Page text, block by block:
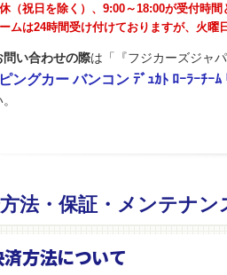
（祝日を除く）、9:00～18:00が受付時間
ムは24時間受け付けておりますが、火曜
問い合わせの際は「『フジカーズジャ
ングカー バンコン ﾃﾞｭｶﾄ ﾛｰﾗｰﾁｰ
法・保証・メンテナン
済方法について